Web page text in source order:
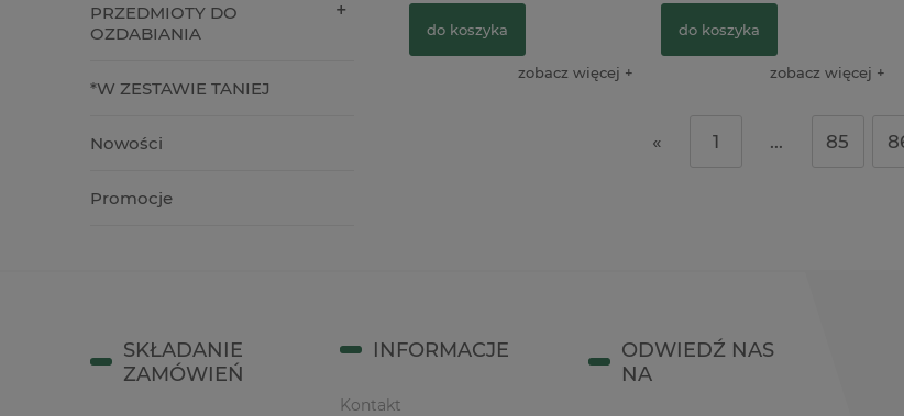
PRZEDMIOTY DO
OZDABIANIA
*W ZESTAWIE TANIEJ
Nowości
Promocje
do koszyka
zobacz więcej
do koszyka
zobacz więcej
« 1 ... 85
SKŁADANIE
ZAMÓWIEŃ
INFORMACJE
Kontakt
ODWIEDŹ NAS
NA